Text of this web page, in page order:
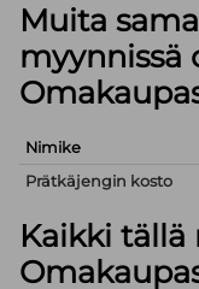
Muita
myynnissä
Nimike
Prätkäjengin kosto
Kaikki tällä